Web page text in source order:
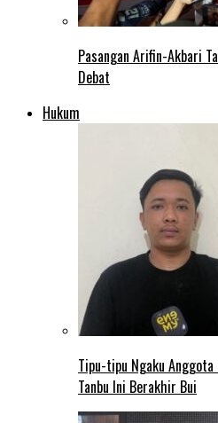
Pasangan Arifin-Akbari
Debat
Hukum
Tipu-tipu Ngaku
Tanbu Ini Berakhir Bui